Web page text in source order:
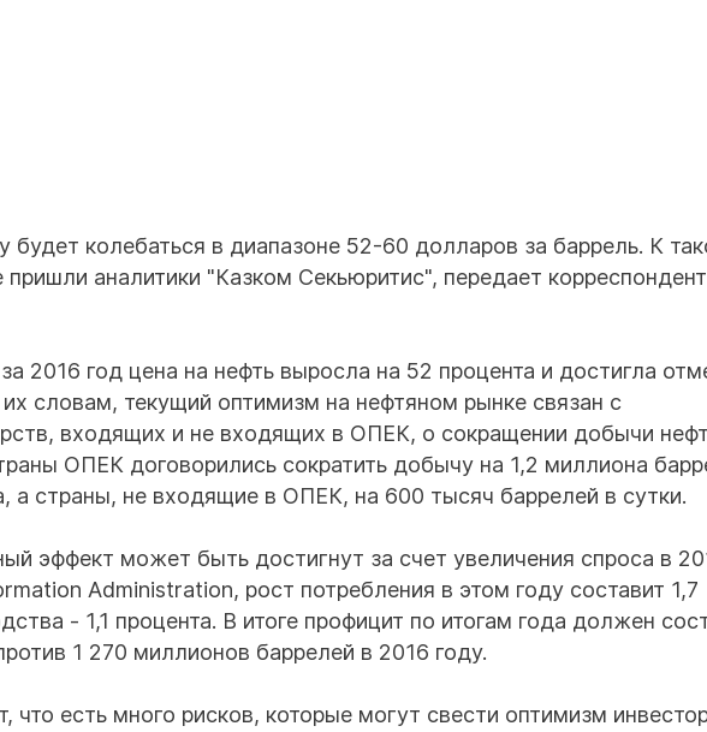
будет колебаться в диапазоне 52-60 долларов за баррель. К
аналитики "Казком Секьюритис", передает корреспондент
2016 год цена на нефть выросла на 52 процента и достигла
словам, текущий оптимизм на нефтяном рынке связан с
входящих и не входящих в ОПЕК, о сокращении добычи
ОПЕК договорились сократить добычу на 1,2 миллиона
а страны, не входящие в ОПЕК, на 600 тысяч баррелей в сутки.
эффект может быть достигнут за счет увеличения спроса в
Administration, рост потребления в этом году составит 1,7
- 1,1 процента. В итоге профицит по итогам года должен
1 270 миллионов баррелей в 2016 году.
что есть много рисков, которые могут свести оптимизм